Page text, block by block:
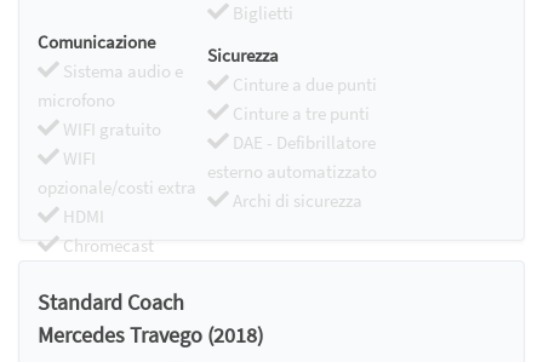
Biglietti
Comunicazione
Sistema audio e
microfono
WIFI gratuito
WIFI
opzionale/costi extra
HDMI
Chromecast
Sicurezza
Cinture a due punti
Cinture a tre punti
DAE - Defibrillatore
esterno automatizzato
Archi di sicurezza
Standard Coach
Mercedes Travego (2018)